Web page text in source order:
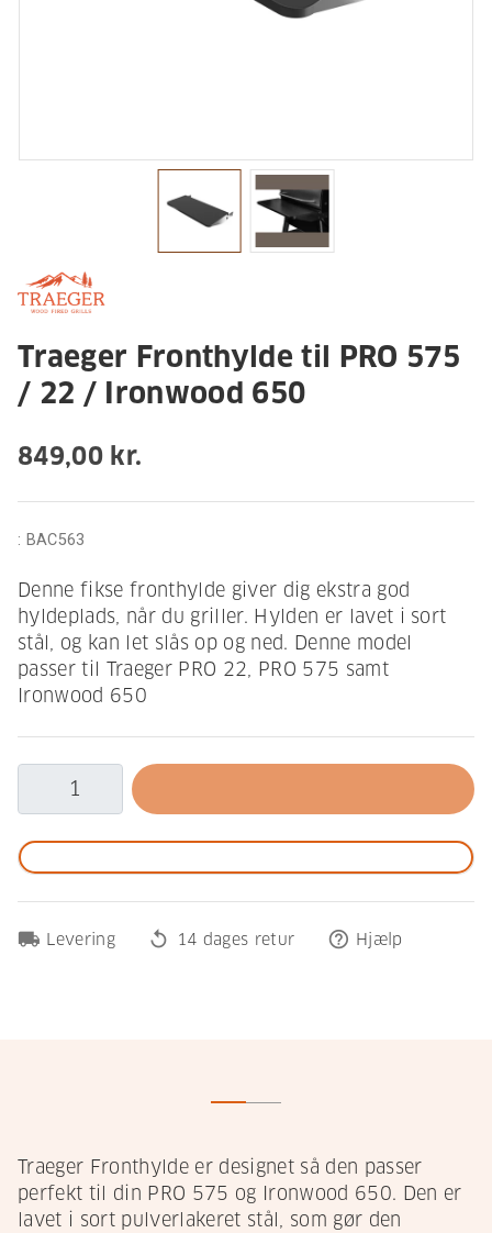
Traeger Fronthylde til PRO 575
/ 22 / Ironwood 650
849,00 kr.
: BAC563
Denne fikse fronthylde giver dig ekstra god
hyldeplads, når du griller. Hylden er lavet i sort
stål, og kan let slås op og ned. Denne model
passer til Traeger PRO 22, PRO 575 samt
Ironwood 650
local_shipping Levering replay 14 dages retur help_outline Hjælp
Traeger Fronthylde er designet så den passer
perfekt til din PRO 575 og Ironwood 650. Den er
lavet i sort pulverlakeret stål, som gør den